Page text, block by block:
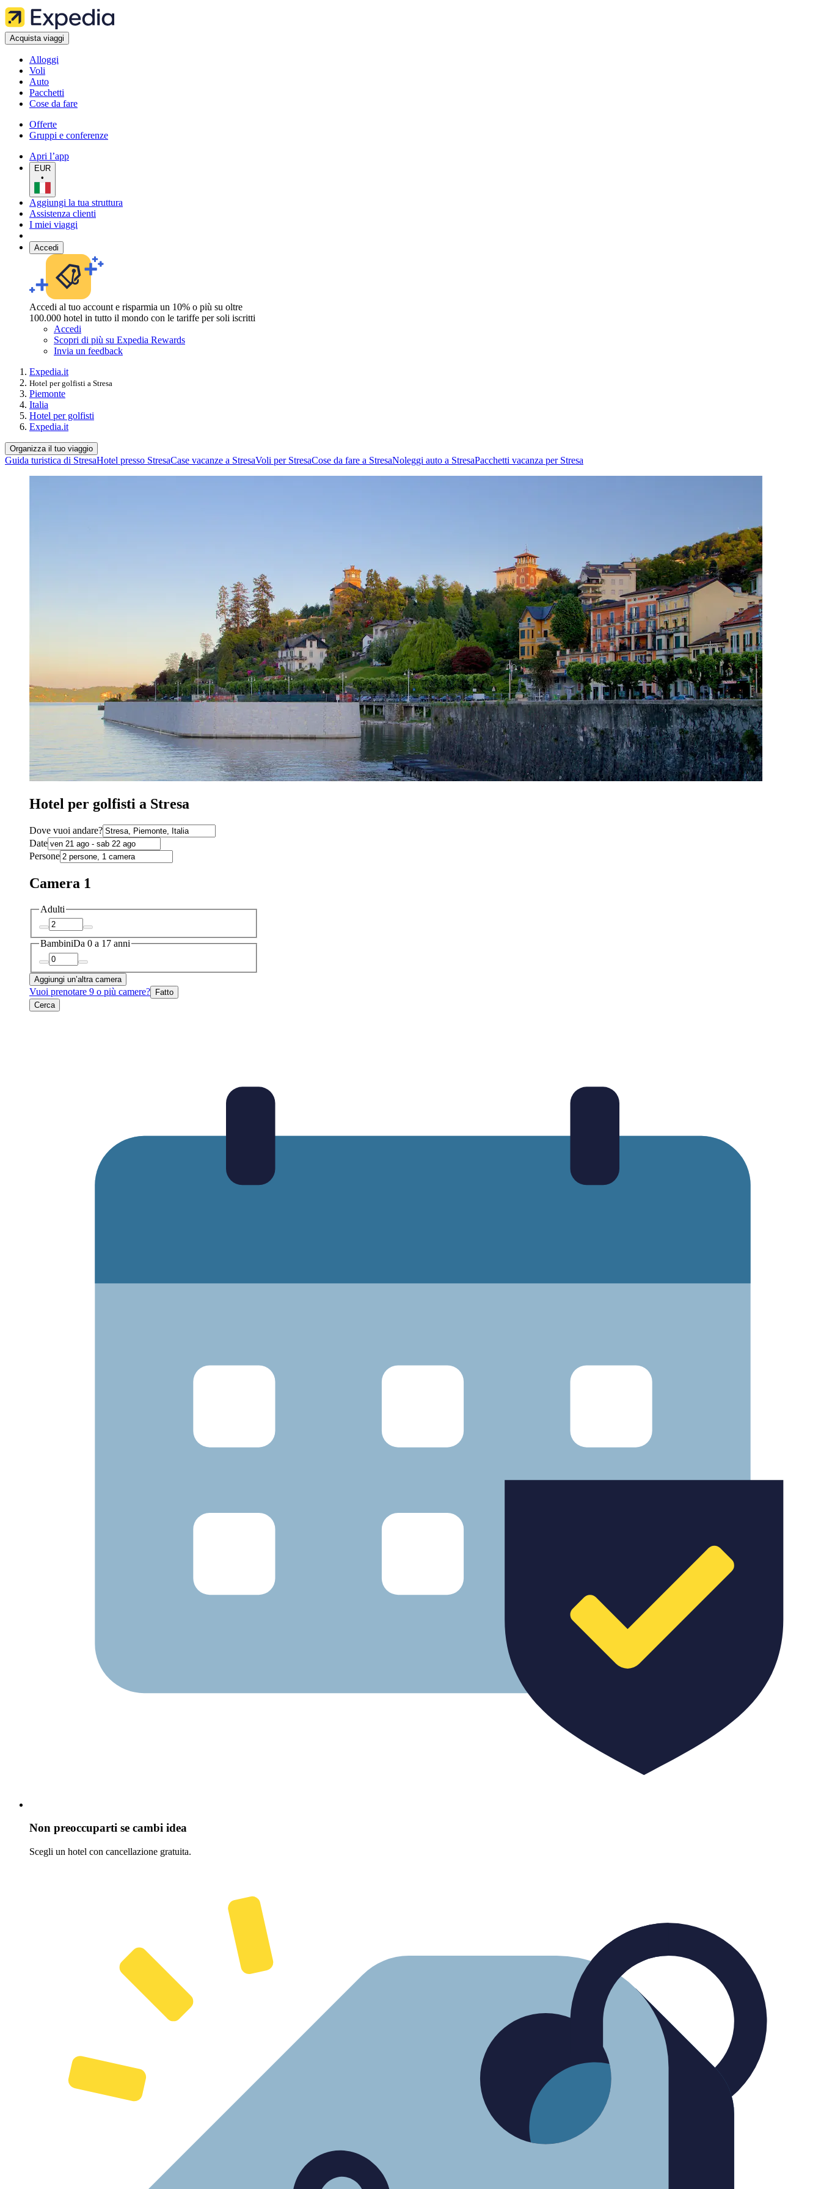
Acquista viaggi
Alloggi
Voli
Auto
Pacchetti
Cose da fare
Offerte
Gruppi e conferenze
Apri l’app
EUR
•
Aggiungi la tua struttura
Assistenza clienti
I miei viaggi
Accedi
Accedi al tuo account e risparmia un 10% o più su oltre
100.000 hotel in tutto il mondo con le tariffe per soli iscritti
Accedi
Scopri di più su Expedia Rewards
Invia un feedback
Expedia.it
Hotel per golfisti a Stresa
Piemonte
Italia
Hotel per golfisti
Expedia.it
Organizza il tuo viaggio
Guida turistica di StresaHotel presso StresaCase vacanze a StresaVoli per StresaCose da fare a StresaNoleggi auto a StresaPacchetti vacanza per Stresa
Hotel per golfisti a Stresa
Dove vuoi andare?
Date
Persone
Camera 1
Adulti
BambiniDa 0 a 17 anni
Aggiungi un’altra camera
Vuoi prenotare 9 o più camere? Fatto
Cerca
Non preoccuparti se cambi idea
Scegli un hotel con cancellazione gratuita.